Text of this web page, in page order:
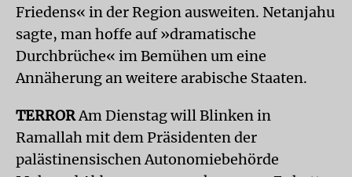
Friedens« in der Region ausweiten. Netanjahu
sagte, man hoffe auf »dramatische
Durchbrüche« im Bemühen um eine
Annäherung an weitere arabische Staaten.
TERRORAm Dienstag will Blinken in
Ramallah mit dem Präsidenten der
palästinensischen Autonomiebehörde